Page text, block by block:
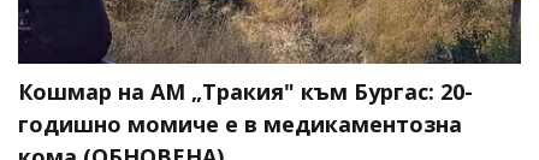
Кошмар на АМ „Тракия" към Бургас: 20-
годишно момиче е в медикаментозна